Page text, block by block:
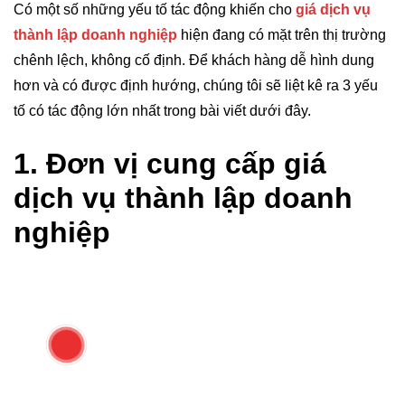
Có một số những yếu tố tác động khiến cho giá dịch vụ
thành lập doanh nghiệp hiện đang có mặt trên thị trường
chênh lệch, không cố định. Để khách hàng dễ hình dung
hơn và có được định hướng, chúng tôi sẽ liệt kê ra 3 yếu
tố có tác động lớn nhất trong bài viết dưới đây.
1. Đơn vị cung cấp giá
dịch vụ thành lập doanh
nghiệp